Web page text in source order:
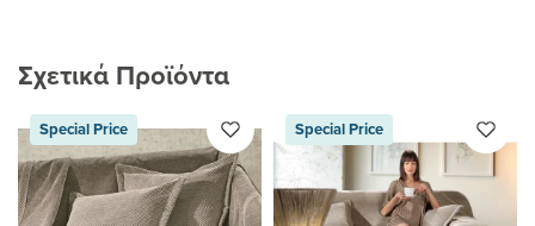
Σχετικά Προϊόντα
Special Price Special Price